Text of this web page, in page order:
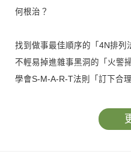
何根治？
找到做事最佳順序的「4N排列
不輕易掉進雜事黑洞的「火警
學會S-M-A-R-T法則「訂下合